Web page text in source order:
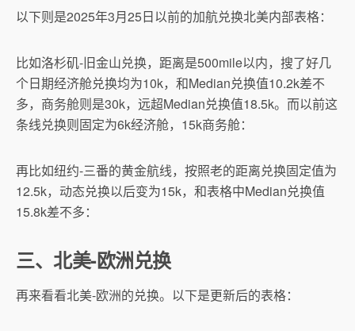
以下则是2025年3月25日以前的加航兑换北美内部表格：
比如洛杉矶-旧金山兑换，距离是500mile以内，搜了好几
个日期经济舱兑换均为10k，和Median兑换值10.2k差不
多，商务舱则是30k，远超Median兑换值18.5k。而以前这
条线兑换则固定为6k经济舱，15k商务舱：
再比如纽约-三番的黄金航线，按照老的距离兑换固定值为
12.5k，动态兑换以后变为15k，和表格中Median兑换值
15.8k差不多：
三、北美-欧洲兑换
再来看看北美-欧洲的兑换。以下是更新后的表格：